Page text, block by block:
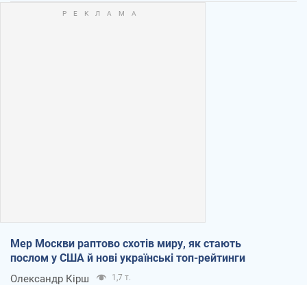
Мер Москви раптово схотів миру, як стають
послом у США й нові українські топ-рейтинги
Олександр Кірш 1,7 т.